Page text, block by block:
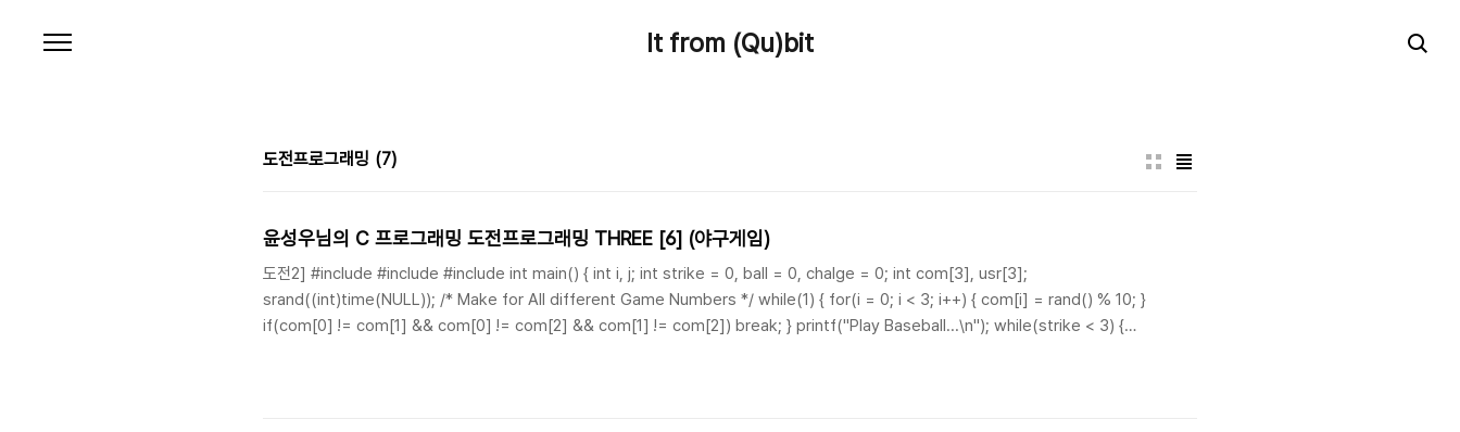
It from (Qu)bit
도전프로그래밍 (7)
윤성우님의 C 프로그래밍 도전프로그래밍 THREE [6] (야구게임)
도전2] #include #include #include int main() { int i, j; int strike = 0, ball = 0, chalge = 0; int com[3], usr[3];
srand((int)time(NULL)); /* Make for All different Game Numbers */ while(1) { for(i = 0; i < 3; i++) { com[i] = rand() % 10; }
if(com[0] != com[1] && com[0] != com[2] && com[1] != com[2]) break; } printf("Play Baseball...\n"); while(strike < 3) {